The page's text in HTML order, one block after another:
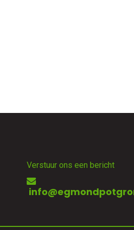
Verstuur ons een bericht